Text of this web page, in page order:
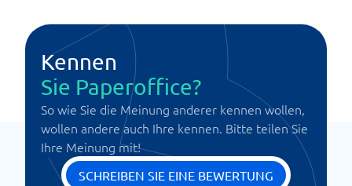
Kennen
Sie Paperoffice?
So wie Sie die Meinung anderer kennen wollen,
wollen andere auch Ihre kennen. Bitte teilen Sie
Ihre Meinung mit!
SCHREIBEN SIE EINE BEWERTUNG